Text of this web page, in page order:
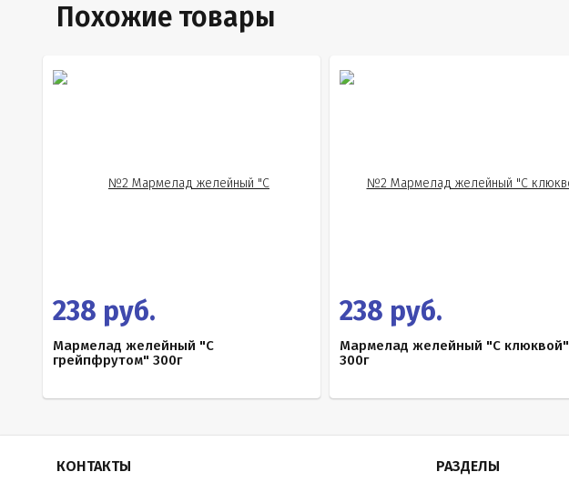
Похожие товары
238 руб.
Мармелад желейный "С
грейпфрутом" 300г
238 руб.
Мармелад желейный "С клюквой"
300г
КОНТАКТЫ РАЗДЕЛЫ